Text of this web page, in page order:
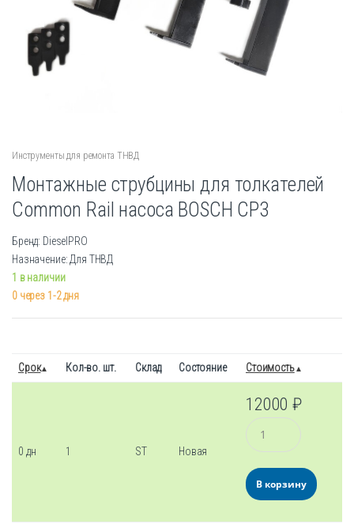
Инструменты для ремонта ТНВД
Монтажные струбцины для толкателей
Common Rail насоса BOSCH СР3
Бренд: DieselPRO
Назначение: Для ТНВД
1 в наличии
0 через 1-2 дня
Срок Кол-во. шт. Склад Состояние Стоимость
0 дн 1 ST Новая
12000₽
Количество
В корзину